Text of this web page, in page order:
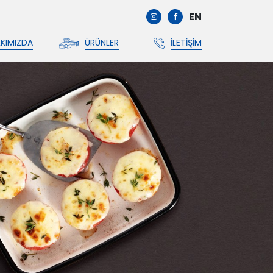
EN
ÜRÜNLER İLETIŞIM